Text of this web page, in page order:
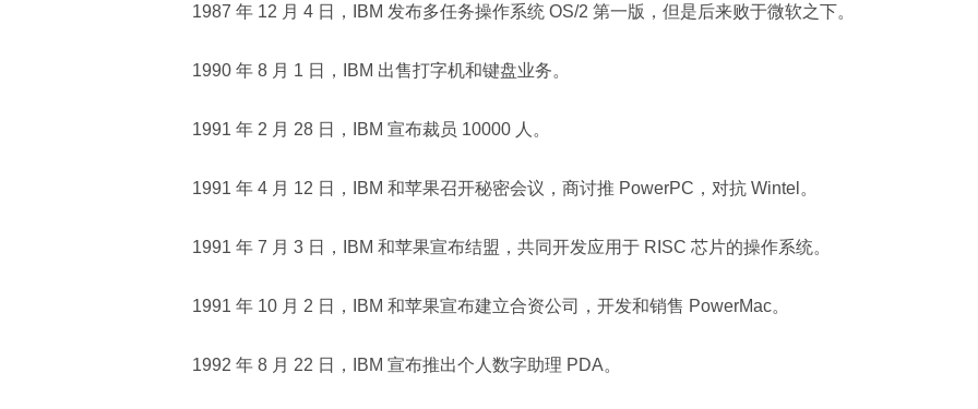
1987 年 12 月 4 日，IBM 发布多任务操作系统 OS/2 第一版，但是后来败于微软之下。
1990 年 8 月 1 日，IBM 出售打字机和键盘业务。
1991 年 2 月 28 日，IBM 宣布裁员 10000 人。
1991 年 4 月 12 日，IBM 和苹果召开秘密会议，商讨推 PowerPC，对抗 Wintel。
1991 年 7 月 3 日，IBM 和苹果宣布结盟，共同开发应用于 RISC 芯片的操作系统。
1991 年 10 月 2 日，IBM 和苹果宣布建立合资公司，开发和销售 PowerMac。
1992 年 8 月 22 日，IBM 宣布推出个人数字助理 PDA。